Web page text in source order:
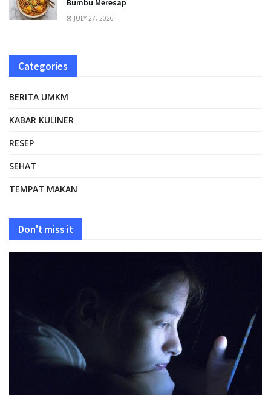
JULY 27, 2026
Categories
BERITA UMKM
KABAR KULINER
RESEP
SEHAT
TEMPAT MAKAN
Don't miss it